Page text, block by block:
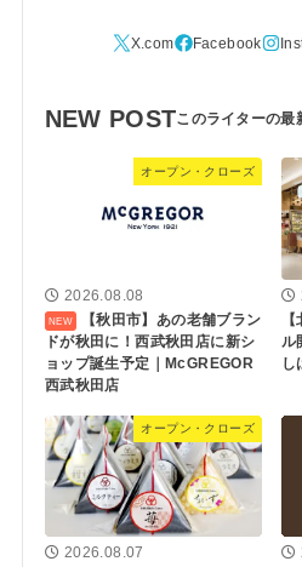
NEW POST
オープン・クローズ
2026.08.08
【秋田市】あの老舗ブラン
ドが秋田に！西武秋田店に新シ
ョップ誕生予定｜McGREGOR
西武秋田店
ル
し
オープン・クローズ
2026.08.07